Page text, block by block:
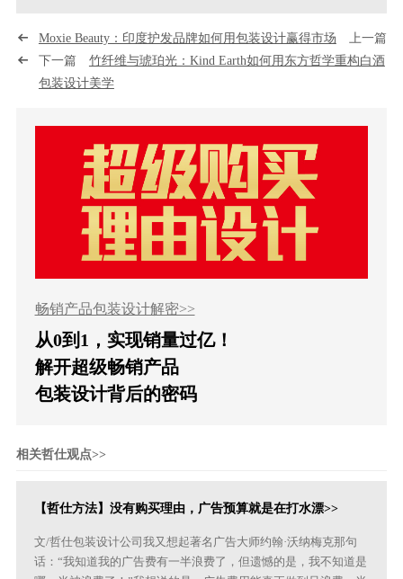
Moxie Beauty：印度护发品牌如何用包装设计赢得市场 上一篇
下一篇 竹纤维与琥珀光：Kind Earth如何用东方哲学重构白酒
包装设计美学
畅销产品包装设计解密>>
从0到1，实现销量过亿！
解开超级畅销产品
包装设计背后的密码
相关哲仕观点>>
【哲仕方法】没有购买理由，广告预算就是在打水漂>>
文/哲仕包装设计公司我又想起著名广告大师约翰·沃纳梅克那句
话：“我知道我的广告费有一半浪费了，但遗憾的是，我不知道是